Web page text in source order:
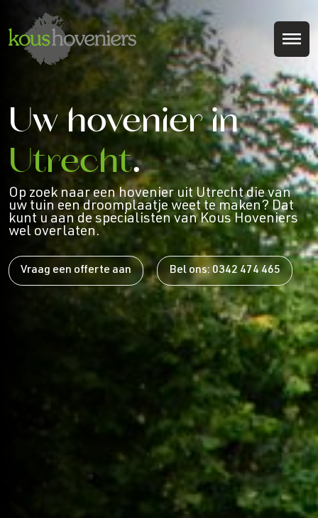
Uw hovenier in
Utrecht.
Op zoek naar een hovenier uit Utrecht die van
uw tuin een droomplaatje weet te maken? Dat
kunt u aan de specialisten van Kous Hoveniers
wel overlaten.
Vraag een offerte aan Bel ons: 0342 474 465